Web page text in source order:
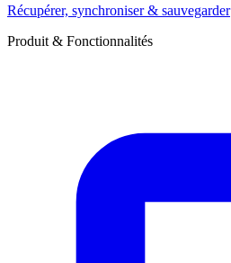
Récupérer, synchroniser & sauvegarder
Produit & Fonctionnalités